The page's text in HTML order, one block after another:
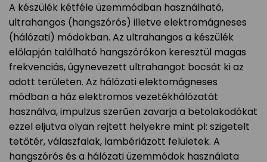
A készülék kétféle üzemmódban használható,
ultrahangos (hangszórós) illetve elektromágneses
(hálózati) módokban. Az ultrahangos a készülék
előlapján található hangszórókon keresztül magas
frekvenciás, úgynevezett ultrahangot bocsát ki az
adott területen. Az hálózati elektomágneses
módban a ház elektromos vezetékhálózatát
használva, impulzus szerűen zavarja a betolakodókat
ezzel eljutva olyan rejtett helyekre mint pl: szigetelt
tetőtér, válaszfalak, lambériázott felületek. A
hangszórós és a hálózati üzemmódok használata